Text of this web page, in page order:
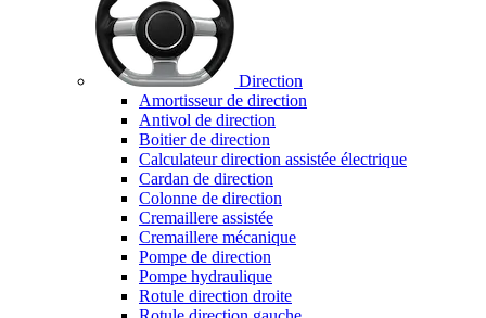
Direction
Amortisseur de direction
Antivol de direction
Boitier de direction
Calculateur direction assistée électrique
Cardan de direction
Colonne de direction
Cremaillere assistée
Cremaillere mécanique
Pompe de direction
Pompe hydraulique
Rotule direction droite